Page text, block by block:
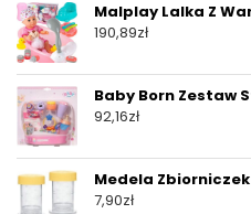
Malplay Lalka Z
190,89zł
Baby Born Zestaw
92,16zł
Medela
7,90zł